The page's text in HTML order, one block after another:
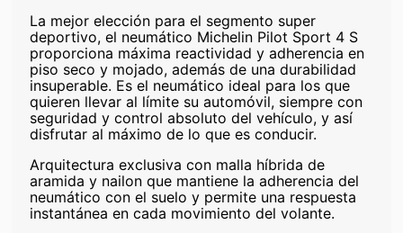
La mejor elección para el segmento super
deportivo, el neumático Michelin Pilot Sport 4 S
proporciona máxima reactividad y adherencia en
piso seco y mojado, además de una durabilidad
insuperable. Es el neumático ideal para los que
quieren llevar al límite su automóvil, siempre con
seguridad y control absoluto del vehículo, y así
disfrutar al máximo de lo que es conducir.
Arquitectura exclusiva con malla híbrida de
aramida y nailon que mantiene la adherencia del
neumático con el suelo y permite una respuesta
instantánea en cada movimiento del volante.